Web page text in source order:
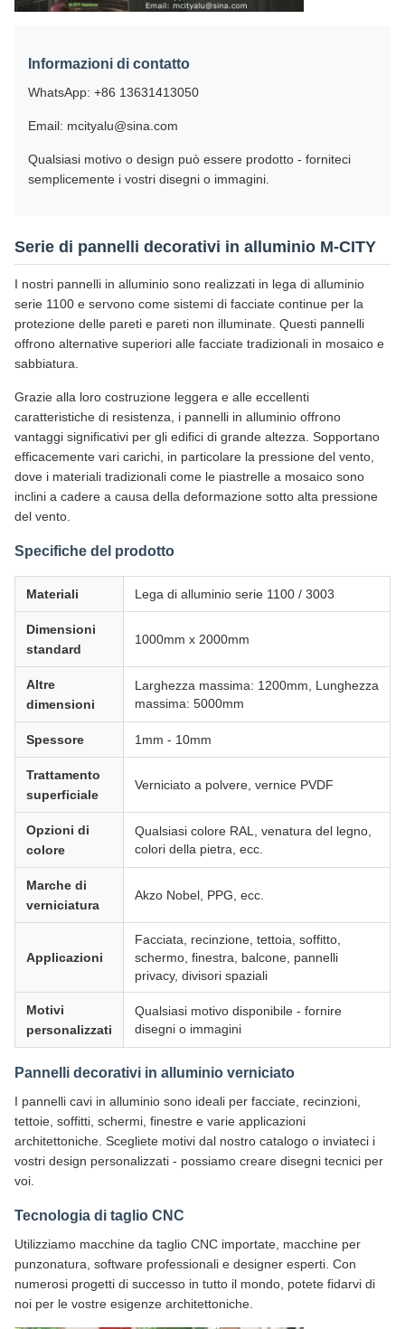
Informazioni di contatto
WhatsApp: +86 13631413050
Email: mcityalu@sina.com
Qualsiasi motivo o design può essere prodotto - forniteci
semplicemente i vostri disegni o immagini.
Serie di pannelli decorativi in alluminio M-CITY
I nostri pannelli in alluminio sono realizzati in lega di alluminio
serie 1100 e servono come sistemi di facciate continue per la
protezione delle pareti e pareti non illuminate. Questi pannelli
offrono alternative superiori alle facciate tradizionali in mosaico e
sabbiatura.
Grazie alla loro costruzione leggera e alle eccellenti
caratteristiche di resistenza, i pannelli in alluminio offrono
vantaggi significativi per gli edifici di grande altezza. Sopportano
efficacemente vari carichi, in particolare la pressione del vento,
dove i materiali tradizionali come le piastrelle a mosaico sono
inclini a cadere a causa della deformazione sotto alta pressione
del vento.
Specifiche del prodotto
Materiali Lega di alluminio serie 1100 / 3003
Dimensioni
standard
1000mm x 2000mm
Altre
dimensioni
Larghezza massima: 1200mm, Lunghezza
massima: 5000mm
Spessore 1mm - 10mm
Trattamento
superficiale
Verniciato a polvere, vernice PVDF
Opzioni di
colore
Qualsiasi colore RAL, venatura del legno,
colori della pietra, ecc.
Marche di
verniciatura
Akzo Nobel, PPG, ecc.
Applicazioni
Facciata, recinzione, tettoia, soffitto,
schermo, finestra, balcone, pannelli
privacy, divisori spaziali
Motivi
personalizzati
Qualsiasi motivo disponibile - fornire
disegni o immagini
Pannelli decorativi in alluminio verniciato
I pannelli cavi in alluminio sono ideali per facciate, recinzioni,
tettoie, soffitti, schermi, finestre e varie applicazioni
architettoniche. Scegliete motivi dal nostro catalogo o inviateci i
vostri design personalizzati - possiamo creare disegni tecnici per
voi.
Tecnologia di taglio CNC
Utilizziamo macchine da taglio CNC importate, macchine per
punzonatura, software professionali e designer esperti. Con
numerosi progetti di successo in tutto il mondo, potete fidarvi di
noi per le vostre esigenze architettoniche.